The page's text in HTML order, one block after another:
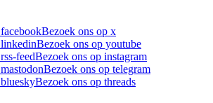
Bezoek ons op x
Bezoek ons op youtube
feedBezoek ons op instagram
Bezoek ons op telegram
Bezoek ons op threads